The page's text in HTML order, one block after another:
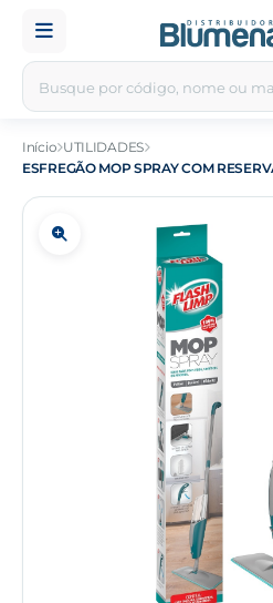
Início UTILIDADES
ESFREGÃO MOP SPRAY COM